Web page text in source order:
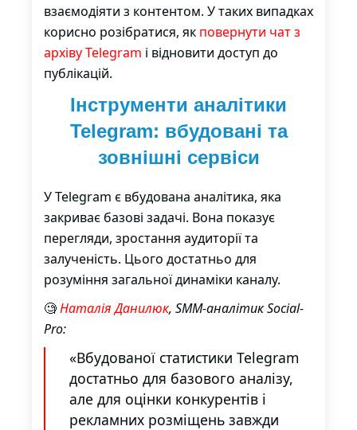
взаємодіяти з контентом. У таких випадках
корисно розібратися, як повернути чат з
архіву Telegram і відновити доступ до
публікацій.
Інструменти аналітики
Telegram: вбудовані та
зовнішні сервіси
У Telegram є вбудована аналітика, яка
закриває базові задачі. Вона показує
перегляди, зростання аудиторії та
залученість. Цього достатньо для
розуміння загальної динаміки каналу.
🧐Наталія Данилюк, SMM-аналітик Social-
Pro:
«Вбудованої статистики Telegram
достатньо для базового аналізу,
але для оцінки конкурентів і
рекламних розміщень завжди